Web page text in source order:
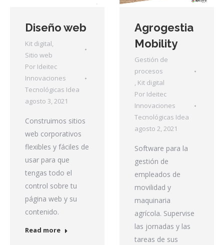
Diseño web
Kit digital,
Sitio web
Por Ideitec
Innovaciones
Tecnológicas Idea
agosto 3, 2021
Construimos sitios
web corporativos
flexibles y fáciles de
usar para que
tengas todo el
control sobre tu
página web y su
contenido.
Read more
Agrogestia
Mobility
Gestión de
procesos
, Kit digital
Por Ideitec
Innovaciones
Tecnológicas Idea
agosto 2, 2021
Software para la
gestión de
empleados de
movilidad y
maquinaria
agrícola. Supervise
las jornadas y las
tareas de sus